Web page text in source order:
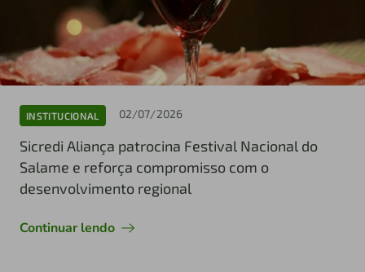
INSTITUCIONAL 02/07/2026
Sicredi Aliança patrocina Festival Nacional do
Salame e reforça compromisso com o
desenvolvimento regional
Continuar lendo